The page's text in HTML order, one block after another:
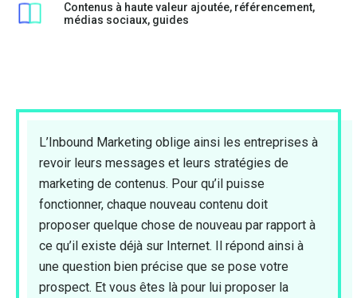
Contenus à haute valeur ajoutée, référencement,
médias sociaux, guides
L’Inbound Marketing oblige ainsi les entreprises à
revoir leurs messages et leurs stratégies de
marketing de contenus. Pour qu’il puisse
fonctionner, chaque nouveau contenu doit
proposer quelque chose de nouveau par rapport à
ce qu’il existe déjà sur Internet. Il répond ainsi à
une question bien précise que se pose votre
prospect. Et vous êtes là pour lui proposer la